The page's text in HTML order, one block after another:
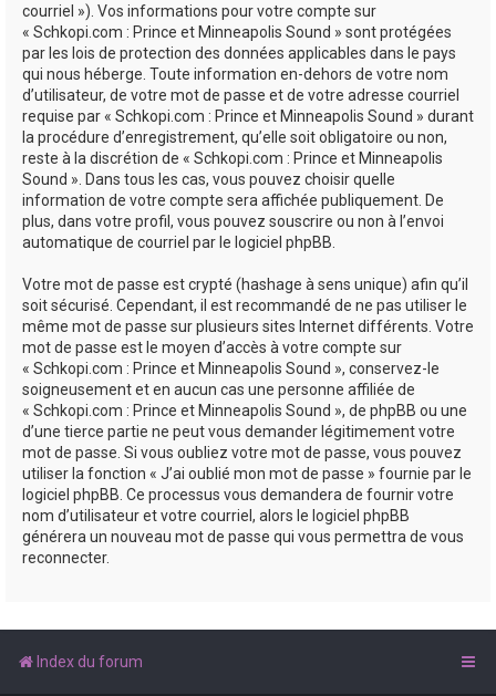
courriel »). Vos informations pour votre compte sur
« Schkopi.com : Prince et Minneapolis Sound » sont protégées
par les lois de protection des données applicables dans le pays
qui nous héberge. Toute information en-dehors de votre nom
d’utilisateur, de votre mot de passe et de votre adresse courriel
requise par « Schkopi.com : Prince et Minneapolis Sound » durant
la procédure d’enregistrement, qu’elle soit obligatoire ou non,
reste à la discrétion de « Schkopi.com : Prince et Minneapolis
Sound ». Dans tous les cas, vous pouvez choisir quelle
information de votre compte sera affichée publiquement. De
plus, dans votre profil, vous pouvez souscrire ou non à l’envoi
automatique de courriel par le logiciel phpBB.
Votre mot de passe est crypté (hashage à sens unique) afin qu’il
soit sécurisé. Cependant, il est recommandé de ne pas utiliser le
même mot de passe sur plusieurs sites Internet différents. Votre
mot de passe est le moyen d’accès à votre compte sur
« Schkopi.com : Prince et Minneapolis Sound », conservez-le
soigneusement et en aucun cas une personne affiliée de
« Schkopi.com : Prince et Minneapolis Sound », de phpBB ou une
d’une tierce partie ne peut vous demander légitimement votre
mot de passe. Si vous oubliez votre mot de passe, vous pouvez
utiliser la fonction « J’ai oublié mon mot de passe » fournie par le
logiciel phpBB. Ce processus vous demandera de fournir votre
nom d’utilisateur et votre courriel, alors le logiciel phpBB
générera un nouveau mot de passe qui vous permettra de vous
reconnecter.
Index du forum